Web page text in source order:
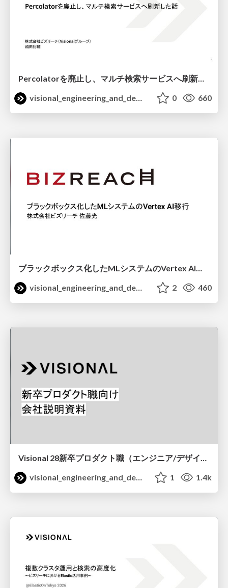
visional_engineering_and_design
0 660
ブラックボックス化したMLシステムのVertex AI移行 / mlops_community_62
visional_engineering_and_design
2 460
Visional 28新卒プロダクト職（エンジニア/デザイナー）向け 会社説明資料 / Visional Company Briefing for Newgrads 28
visional_engineering_and_design
1 1.4k